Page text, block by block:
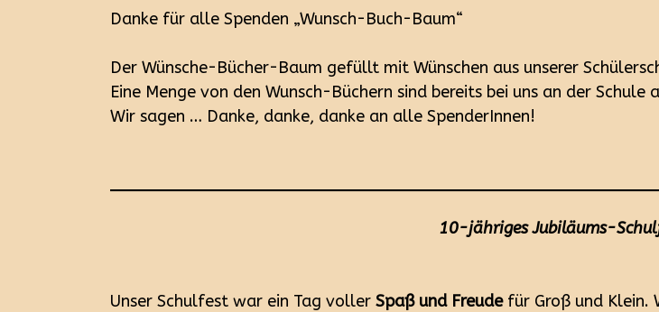
Danke für alle Spenden „Wunsch-Buch-Baum“
Der Wünsche-Bücher-Baum gefüllt mit Wünschen aus unserer
Eine Menge von den Wunsch-Büchern sind bereits bei uns an der Schule
Wir sagen … Danke, danke, danke an alle SpenderInnen!
10-jähriges Jubiläums-
Unser Schulfest war ein Tag voller Spaß und Freudefür Groß und Klein.